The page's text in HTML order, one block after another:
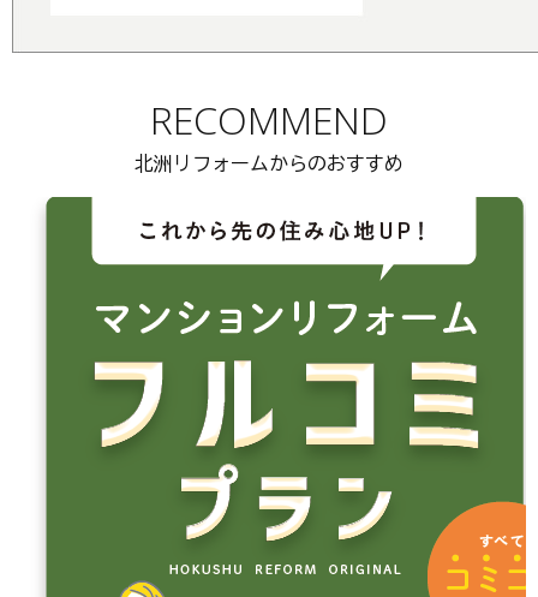
RECOMMEND
北洲リフォームからのおすすめ